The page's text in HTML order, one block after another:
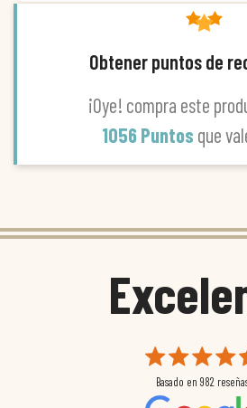
Obtener puntos de
¡Oye! compra este
1056 Puntos que
Basado en 982